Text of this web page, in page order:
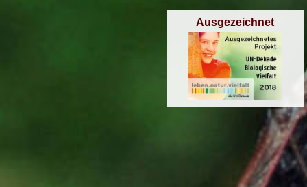
Ausgezeichnet